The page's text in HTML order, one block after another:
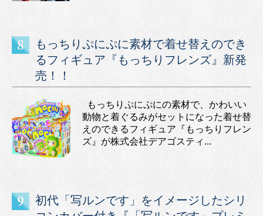
もっちりぷにぷに素材で着せ替えのでき
るフィギュア『もっちりフレンズ』新発
売！！
もっちりぷにぷにの素材で、かわいい
動物と着ぐるみがセットになった着せ替
えのできるフィギュア『もっちりフレン
ズ』が株式会社デアゴスティ...
初代「写ルンです」をイメージしたシリ